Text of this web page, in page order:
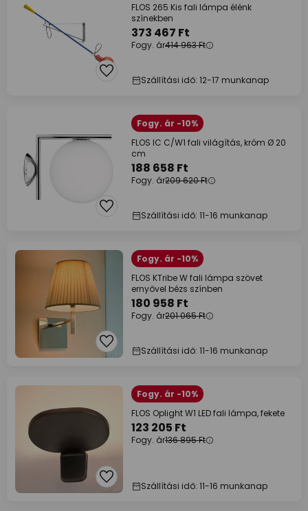
FLOS 265 Kis fali lámpa élénk
színekben
373 467 Ft
Fogy. ár414 963 Ft
Szállítási idő: 12-17 munkanap
Fogy. ár -10%
FLOS IC C/W1 fali világítás, króm Ø 20
cm
188 658 Ft
Fogy. ár209 620 Ft
Szállítási idő: 11-16 munkanap
Fogy. ár -10%
FLOS KTribe W fali lámpa szövet
ernyővel bézs színben
180 958 Ft
Fogy. ár201 065 Ft
Szállítási idő: 11-16 munkanap
Fogy. ár -10%
FLOS Oplight W1 LED fali lámpa, fekete
123 205 Ft
Fogy. ár136 895 Ft
Szállítási idő: 11-16 munkanap